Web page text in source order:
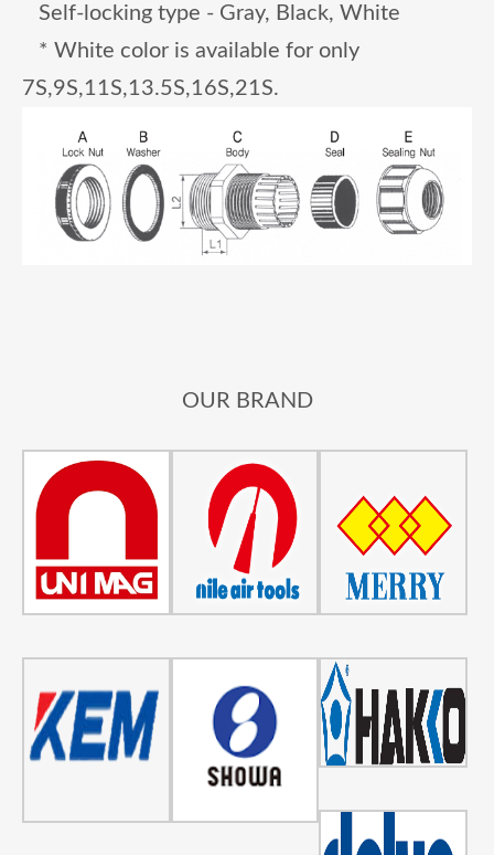
Self-locking type - Gray, Black, White
* White color is available for only
7S,9S,11S,13.5S,16S,21S.
OUR BRAND